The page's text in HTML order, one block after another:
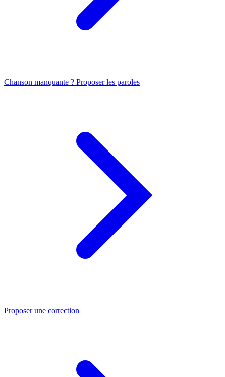
Chanson manquante ? Proposer les paroles
Proposer une correction